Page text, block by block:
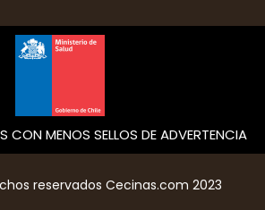
CON MENOS SELLOS DE ADVERTENCIA
reservados Cecinas.com 2023